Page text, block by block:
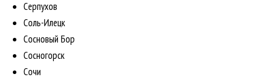
Серпухов
Соль-Илецк
Сосновый Бор
Сосногорск
Сочи